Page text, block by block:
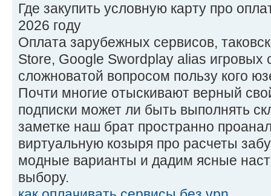
Где закупить условную карту про
2026 году
Оплата зарубежных сервисов,
Store, Google Swordplay alias игровых
сложноватой вопросом пользу кого
Почти многие отыскивают верный
подписки может ли быть выполнять
заметке наш брат пространно
виртуальную козыря про расчеты
модные варианты и дадим ясные
выбору.